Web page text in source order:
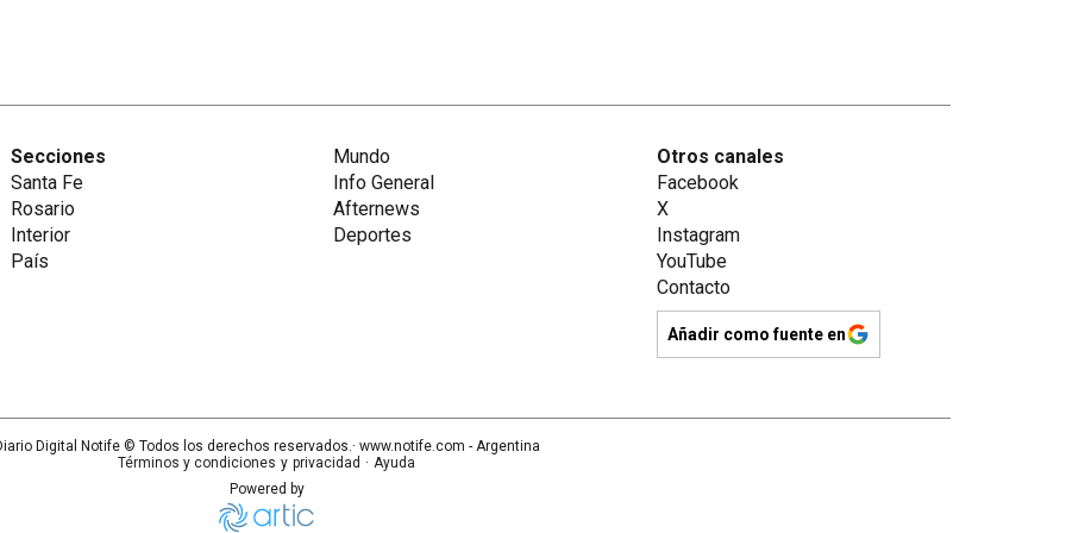
Secciones
Santa Fe
Rosario
Interior
País
Mundo
Info General
Afternews
Deportes
Otros canales
Facebook
X
Instagram
YouTube
Contacto
Añadir como fuente en
Digital Notife© Todos los derechos reservados.· www.notife.com - Argentina
Términos y condiciones y privacidad · Ayuda
Powered by